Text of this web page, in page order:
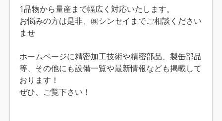
1品物から量産まで幅広く対応いたします。
お悩みの方は是非、㈱シンセイまでご相談ください
ませ
ホームページに精密加工技術や精密部品、製缶部品
等、その他にも設備一覧や最新情報なども掲載して
おります！
ぜひ、ご覧下さい！